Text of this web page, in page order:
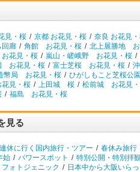
見・桜 / 京都 お花見・桜 / 奈良 お花見
回廊 / 角館 お花見・桜 / 北上展勝地 お
花見・桜 / 嵐山・嵯峨野 お花見・桜 /
お花見・桜 / 富士芝桜 お花見・桜 /
幣局 お花見・桜 / ひがしもこと芝桜公
見・桜 / 上田城 桜 / 松前城 お花見
/ 福島 お花見・桜
見る
連休に行く国内旅行・ツアー / 春休み旅行
始 / パワースポット / 特別公開・特別拝
フォトジェニック / 日本中から大阪いら